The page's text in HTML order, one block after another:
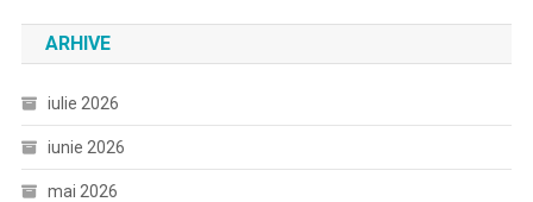
ARHIVE
iulie 2026
iunie 2026
mai 2026